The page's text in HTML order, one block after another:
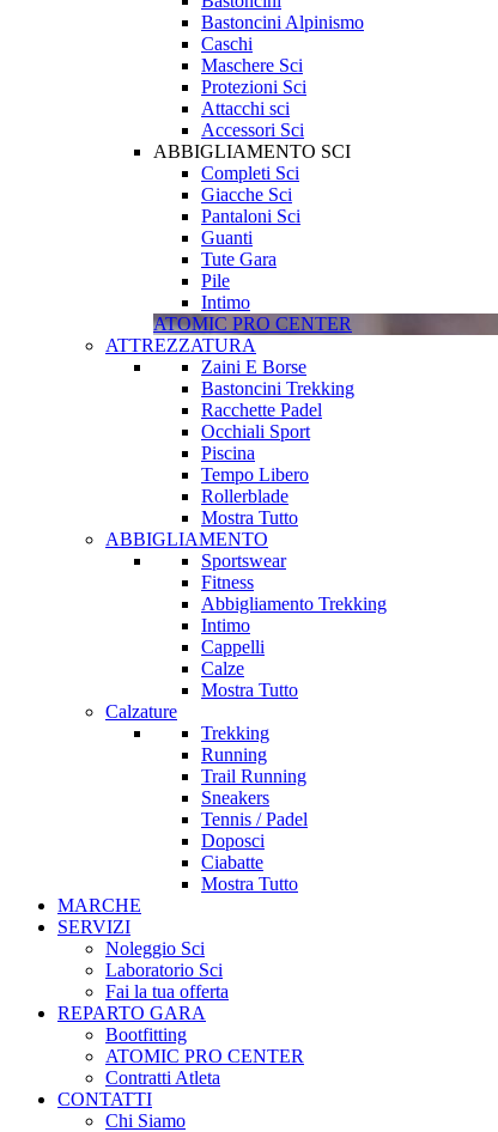
Bastoncini Alpinismo
Caschi
Maschere Sci
Protezioni Sci
Attacchi sci
Accessori Sci
ABBIGLIAMENTO SCI
Completi Sci
Giacche Sci
Pantaloni Sci
Guanti
Tute Gara
Pile
Intimo
ATOMIC PRO CENTER
ATTREZZATURA
Zaini E Borse
Bastoncini Trekking
Racchette Padel
Occhiali Sport
Piscina
Tempo Libero
Rollerblade
Mostra Tutto
ABBIGLIAMENTO
Sportswear
Fitness
Abbigliamento Trekking
Intimo
Cappelli
Calze
Mostra Tutto
Calzature
Trekking
Running
Trail Running
Sneakers
Tennis / Padel
Doposci
Ciabatte
Mostra Tutto
MARCHE
SERVIZI
Noleggio Sci
Laboratorio Sci
Fai la tua offerta
REPARTO GARA
Bootfitting
ATOMIC PRO CENTER
Contratti Atleta
CONTATTI
Chi Siamo